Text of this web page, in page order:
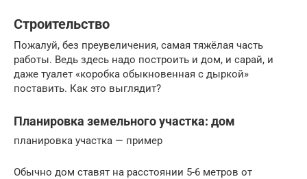
Строительство
Пожалуй, без преувеличения, самая тяжёлая часть
работы. Ведь здесь надо построить и дом, и сарай, и
даже туалет «коробка обыкновенная с дыркой»
поставить. Как это выглядит?
Планировка земельного участка: дом
планировка участка — пример
Обычно дом ставят на расстоянии 5-6 метров от